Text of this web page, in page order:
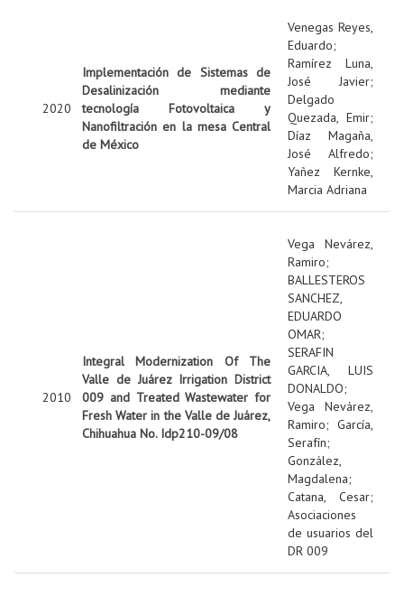
2020
Implementación de Sistemas de
Desalinización mediante
tecnología Fotovoltaica y
Nanofiltración en la mesa Central
de México
Venegas Reyes,
Eduardo;
Ramírez Luna,
José Javier;
Delgado
Quezada, Emir;
Díaz Magaña,
José Alfredo;
Yañez Kernke,
Marcia Adriana
2010
Integral Modernization Of The
Valle de Juárez Irrigation District
009 and Treated Wastewater for
Fresh Water in the Valle de Juárez,
Chihuahua No. Idp210-09/08
Vega Nevárez,
Ramiro;
BALLESTEROS
SANCHEZ,
EDUARDO
OMAR;
SERAFIN
GARCIA, LUIS
DONALDO;
Vega Nevárez,
Ramiro; García,
Serafín;
González,
Magdalena;
Catana, Cesar;
Asociaciones
de usuarios del
DR 009